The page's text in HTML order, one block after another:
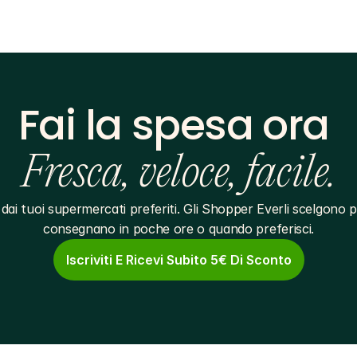
Fai la spesa ora
Fresca, veloce, facile.
tuoi supermercati preferiti. Gli Shopper Everli scelgono
consegnano in poche ore o quando preferisci.
Iscriviti E Ricevi Subito 5€ Di Sconto